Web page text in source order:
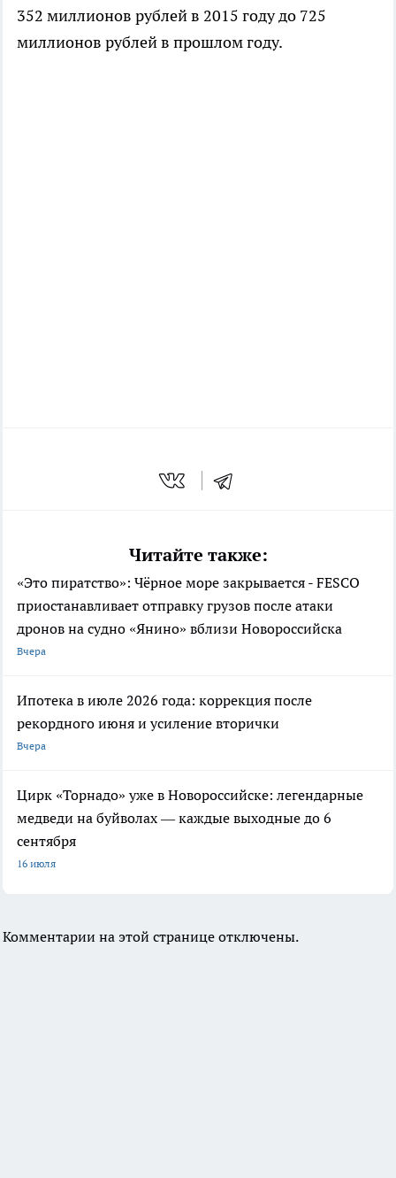
352 миллионов рублей в 2015 году до 725
миллионов рублей в прошлом году.
Читайте также:
«Это пиратство»: Чёрное море закрывается - FESCO
приостанавливает отправку грузов после атаки
дронов на судно «Янино» вблизи Новороссийска
Вчера
Ипотека в июле 2026 года: коррекция после
рекордного июня и усиление вторички
Вчера
Цирк «Торнадо» уже в Новороссийске: легендарные
медведи на буйволах — каждые выходные до 6
сентября
16 июля
Комментарии на этой странице отключены.